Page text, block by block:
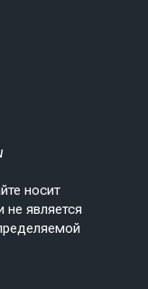
носит
не является